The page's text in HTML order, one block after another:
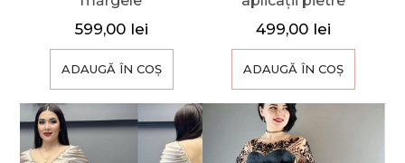
599,00 lei
ADAUGĂ ÎN COȘ
499,00 lei
ADAUGĂ ÎN COȘ